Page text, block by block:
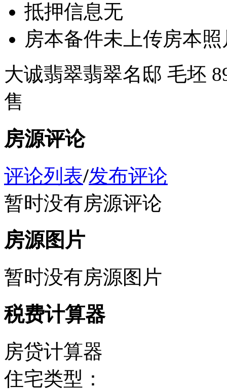
抵押信息无
房本备件未上传房本照
大诚翡翠翡翠名邸 毛坯
售
房源评论
评论列表/发布评论
暂时没有房源评论
房源图片
暂时没有房源图片
税费计算器
房贷计算器
住宅类型：